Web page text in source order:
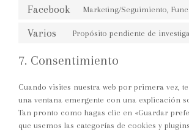
Facebook Marketing/Seguimiento,
Varios Propósito pendiente de
7. Consentimiento
Cuando visites nuestra web por primera vez,
una ventana emergente con una explicación
Tan pronto como hagas clic en «Guardar
que usemos las categorías de cookies y